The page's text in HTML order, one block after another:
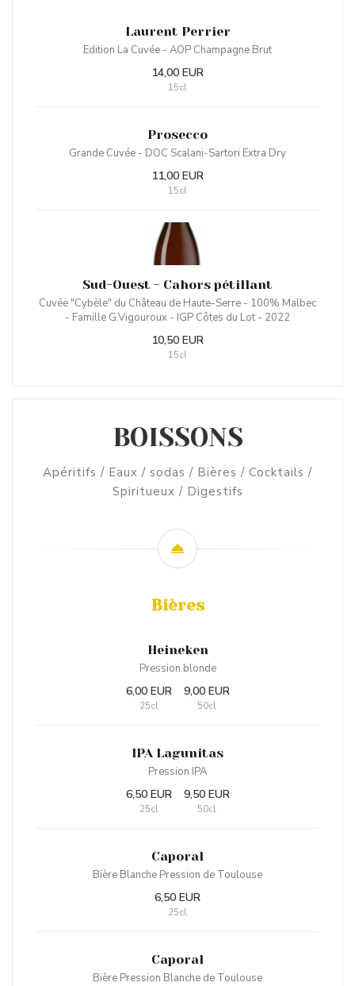
Laurent Perrier
Edition La Cuvée - AOP Champagne Brut
14,00 EUR
15cl
Prosecco
Grande Cuvée - DOC Scalani-Sartori Extra Dry
11,00 EUR
15cl
Sud-Ouest - Cahors pétillant
Cuvée "Cybèle" du Château de Haute-Serre - 100% Malbec
- Famille G.Vigouroux - IGP Côtes du Lot - 2022
10,50 EUR
15cl
BOISSONS
Apéritifs / Eaux / sodas / Bières / Cocktails /
Spiritueux / Digestifs
Bières
Heineken
Pression blonde
6,00 EUR
25cl
9,00 EUR
50cl
IPA Lagunitas
Pression IPA
6,50 EUR
25cl
9,50 EUR
50cl
Caporal
Bière Blanche Pression de Toulouse
6,50 EUR
25cl
Caporal
Bière Pression Blanche de Toulouse